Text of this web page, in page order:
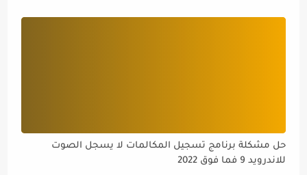
حل مشكلة برنامج تسجيل المكالمات لا يسجل الصوت
للاندرويد 9 فما فوق 2022